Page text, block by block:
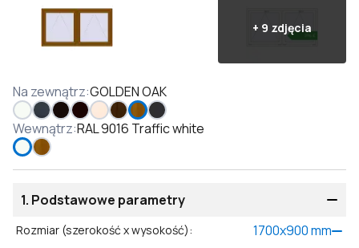
+ 9 zdjęcia
Na zewnątrz:GOLDEN OAK
Wewnątrz:RAL 9016 Traffic white
1. Podstawowe parametry
Rozmiar (szerokość x wysokość): 1700x900mm